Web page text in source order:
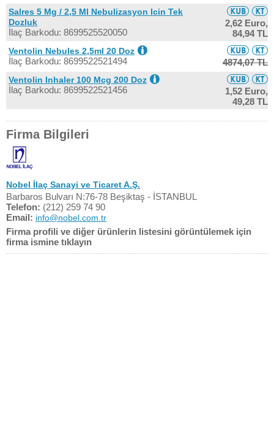
Salres 5 Mg / 2,5 Ml Nebulizasyon Icin Tek
Dozluk
İlaç Barkodu: 8699525520050
2,62 Euro,
84,94 TL
Ventolin Nebules 2,5ml 20 Doz
İlaç Barkodu: 8699522521494 4874,07 TL
Ventolin Inhaler 100 Mcg 200 Doz
İlaç Barkodu: 8699522521456
1,52 Euro,
49,28 TL
Firma Bilgileri
Nobel İlaç Sanayi ve Ticaret A.Ş.
Barbaros Bulvarı N:76-78 Beşiktaş - İSTANBUL
Telefon: (212) 259 74 90
Email: info@nobel.com.tr
Firma profili ve diğer ürünlerin listesini görüntülemek için
firma ismine tıklayın